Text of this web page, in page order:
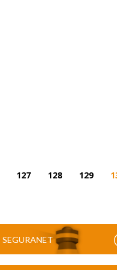
127 128 129
SEGURANET